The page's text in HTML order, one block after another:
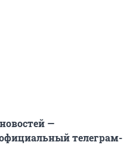
—
телеграм-